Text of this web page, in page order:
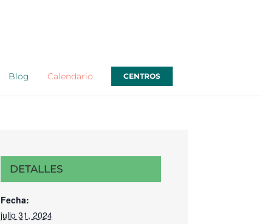
Blog Calendario CENTROS
DETALLES
Fecha:
julio 31, 2024